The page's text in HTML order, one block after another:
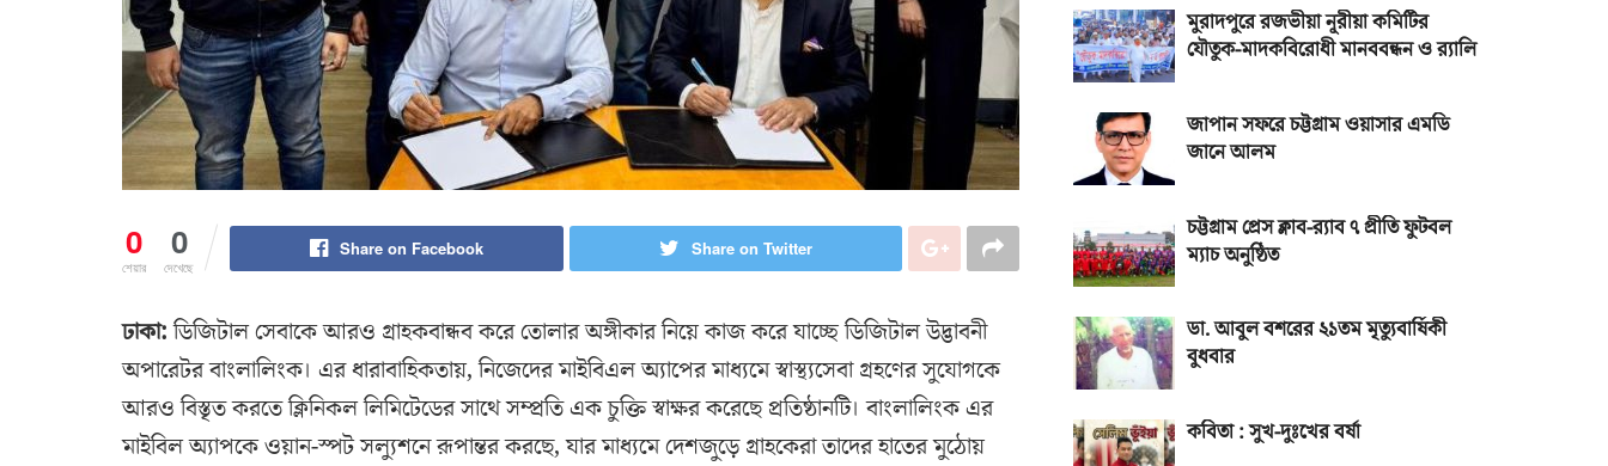
0
শেয়ার
0
দেখেছে
Share on Facebook Share on Twitter
ঢাকা:ডিজিটাল সেবাকে আরও গ্রাহকবান্ধব করে তোলার অঙ্গীকার নিয়ে কাজ করে যাচ্ছে ডিজিটাল উদ্ভাবনী
অপারেটর বাংলালিংক। এর ধারাবাহিকতায়, নিজেদের মাইবিএল অ্যাপের মাধ্যমে স্বাস্থ্যসেবা গ্রহণের সুযোগকে
আরও বিস্তৃত করতে ক্লিনিকল লিমিটেডের সাথে সম্প্রতি এক চুক্তি স্বাক্ষর করেছে প্রতিষ্ঠানটি। বাংলালিংক এর
মাইবিল অ্যাপকে ওয়ান-স্পট সল্যুশনে রূপান্তর করছে, যার মাধ্যমে দেশজুড়ে গ্রাহকেরা তাদের হাতের মুঠোয়
মুরাদপুরে রজভীয়া নূরীয়া কমিটির
যৌতুক-মাদকবিরোধী মানববন্ধন ও র‌্যালি
জাপান সফরে চট্টগ্রাম ওয়াসার এমডি
জানে আলম
চট্টগ্রাম প্রেস ক্লাব-র‌্যাব ৭ প্রীতি ফুটবল
ম্যাচ অনুষ্ঠিত
ডা. আবুল বশরের ২১তম মৃত্যুবার্ষিকী
বুধবার
কবিতা : সুখ-দুঃখের বর্ষা